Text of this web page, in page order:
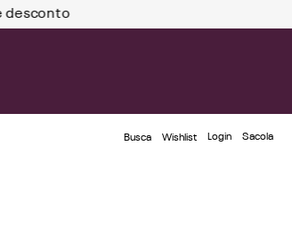
Ganhe 20% OFF na sua 1° compra
Busca Wishlist Login